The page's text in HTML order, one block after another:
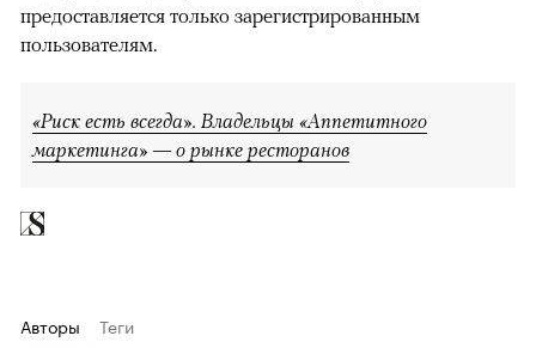
предоставляется только зарегистрированным
пользователям.
«Риск есть всегда». Владельцы «Аппетитного
маркетинга» — о рынке ресторанов
Авторы Теги